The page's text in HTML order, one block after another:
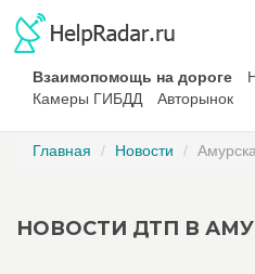
Взаимопомощь на дороге
Камеры ГИБДД
Авторынок
Главная Новости
НОВОСТИ ДТП В